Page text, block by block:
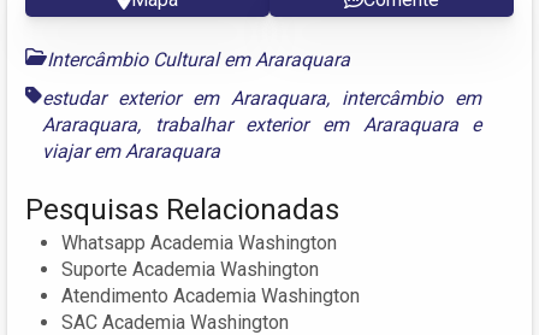
Intercâmbio Cultural em Araraquara
estudar exterior em Araraquara, intercâmbio em
Araraquara, trabalhar exterior em Araraquarae
viajar em Araraquara
Pesquisas Relacionadas
Whatsapp Academia Washington
Suporte Academia Washington
Atendimento Academia Washington
SAC Academia Washington